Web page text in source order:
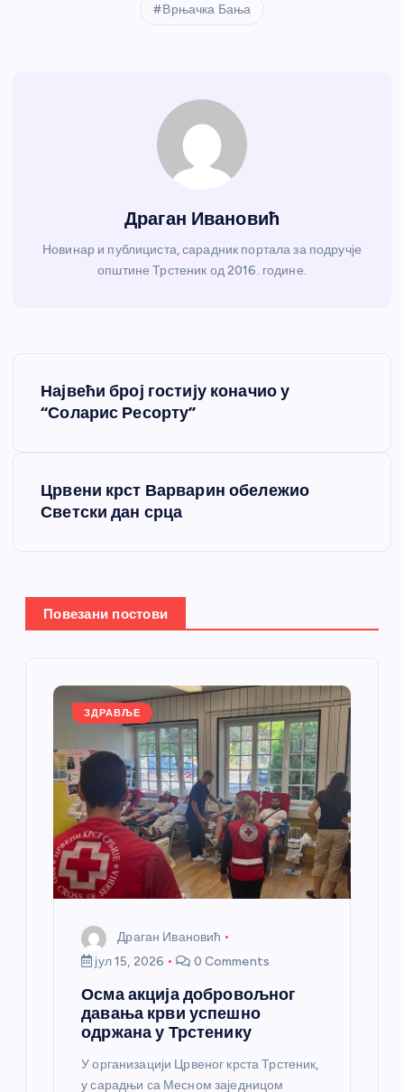
Врњачка Бања
Драган Ивановић
Новинар и публициста, сарадник портала за подручје
општине Трстеник од 2016. године.
њ
е
Највећи број гостију коначио у
“Соларис Ресорту”
Црвени крст Варварин обележио
Светски дан срца
Повезани постови
ЗДРАВЉЕ
Драган Ивановић
јул 15, 2026
0 Comments
Осма акција добровољног
давања крви успешно
одржана у Трстенику
У организацији Црвеног крста Трстеник,
у сарадњи са Месном заједницом